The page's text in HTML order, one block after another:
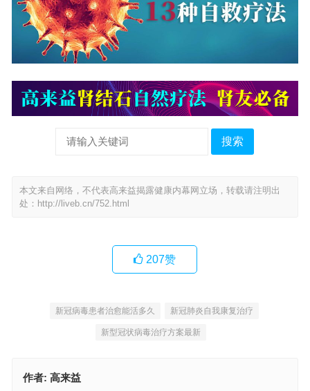
搜索
本文来自网络，不代表高来益揭露健康内幕网立场，转载请注明出
处： http://liveb.cn/752.html
207赞
新冠病毒患者治愈能活多久 新冠肺炎自我康复治疗
新型冠状病毒治疗方案最新
作者: 高来益